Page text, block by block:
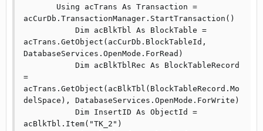
acCurDb.TransactionManager.StartTransaction()
acTrans.GetObject(acCurDb.BlockTableId,
DatabaseServices.OpenMode.ForRead)
=
acTrans.GetObject(acBlkTbl(BlockTableRecord.Mo
delSpace), DatabaseServices.OpenMode.ForWrite)
acBlkTbl.Item("TK_2")